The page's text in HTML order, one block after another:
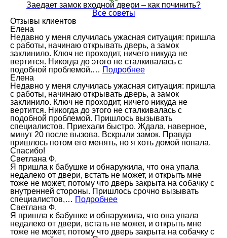
Заедает замок входной двери – как починить?
Все советы
Отзывы клиентов
Елена
Недавно у меня случилась ужасная ситуация: пришла
с работы, начинаю открывать дверь, а замок
заклинило. Ключ не проходит, ничего никуда не
вертится. Никогда до этого не сталкивалась с
подобной проблемой.… Подробнее
Елена
Недавно у меня случилась ужасная ситуация: пришла
с работы, начинаю открывать дверь, а замок
заклинило. Ключ не проходит, ничего никуда не
вертится. Никогда до этого не сталкивалась с
подобной проблемой. Пришлось вызывать
специалистов. Приехали быстро. Ждала, наверное,
минут 20 после вызова. Вскрыли замок. Правда
пришлось потом его менять, но я хоть домой попала.
Спасибо!
Светлана Ф.
Я пришла к бабушке и обнаружила, что она упала
недалеко от двери, встать не может, и открыть мне
тоже не может, потому что дверь закрыта на собачку с
внутренней стороны. Пришлось срочно вызывать
специалистов,… Подробнее
Светлана Ф.
Я пришла к бабушке и обнаружила, что она упала
недалеко от двери, встать не может, и открыть мне
тоже не может, потому что дверь закрыта на собачку с